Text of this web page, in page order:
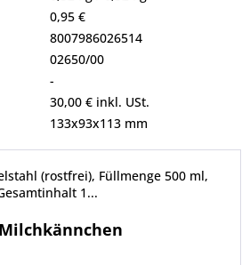
0,95 €
8007986026514
02650/00
-
30,00 € inkl. USt.
133x93x113 mm
(rostfrei), Füllmenge 500 ml,
1...